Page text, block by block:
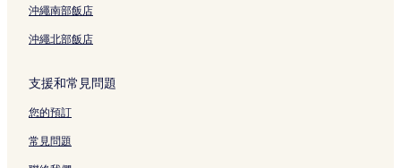
沖繩南部飯店
沖繩北部飯店
支援和常見問題
您的預訂
常見問題